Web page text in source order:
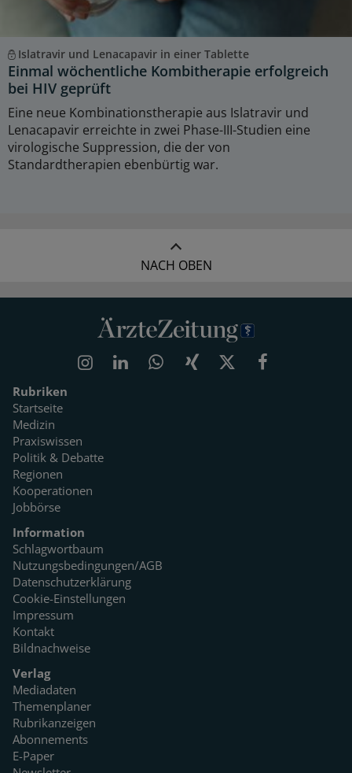
Islatravir und Lenacapavir in einer Tablette
Einmal wöchentliche Kombitherapie erfolgreich
bei HIV geprüft
Eine neue Kombinationstherapie aus Islatravir und
Lenacapavir erreichte in zwei Phase-III-Studien eine
virologische Suppression, die der von
Standardtherapien ebenbürtig war.
NACH OBEN
Rubriken
Startseite
Medizin
Praxiswissen
Politik & Debatte
Regionen
Kooperationen
Jobbörse
Information
Schlagwortbaum
Nutzungsbedingungen/AGB
Datenschutzerklärung
Cookie-Einstellungen
Impressum
Kontakt
Bildnachweise
Verlag
Mediadaten
Themenplaner
Rubrikanzeigen
Abonnements
E-Paper